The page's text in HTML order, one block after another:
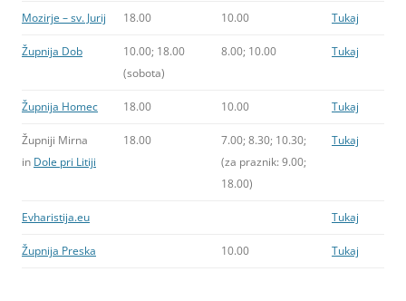
Mozirje – sv. Jurij 18.00 10.00 Tukaj
Župnija Dob
10.00; 18.00
(sobota)
8.00; 10.00 Tukaj
Župnija Homec 18.00 10.00 Tukaj
Župniji Mirna
in Dole pri Litiji
18.00
7.00; 8.30; 10.30;
(za praznik: 9.00;
18.00)
Tukaj
Evharistija.eu Tukaj
Župnija Preska 10.00 Tukaj